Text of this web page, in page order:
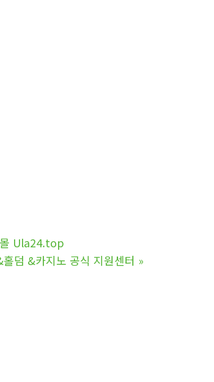
몰 Ula24.top
덤 &카지노 공식 지원센터 »